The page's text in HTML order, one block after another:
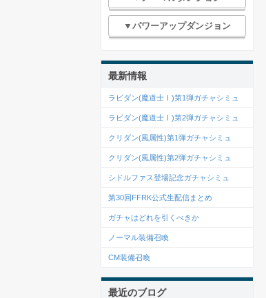
▼パワーアップダンジョン
最新情報
ラビダン(魔道士Ⅰ)第1弾ガチャシミュ
ラビダン(魔道士Ⅰ)第2弾ガチャシミュ
クリダン(風属性)第1弾ガチャシミュ
クリダン(風属性)第2弾ガチャシミュ
シドルファス登場記念ガチャシミュ
第30回FFRK公式生配信まとめ
ガチャはどれを引くべきか
ノーマル装備召喚
CM装備召喚
最近のブログ